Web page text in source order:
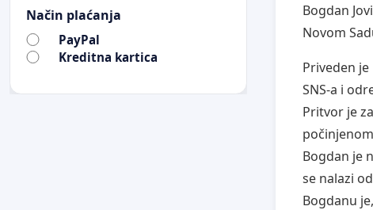
Bogdan
Novom
Priveden
SNS-a i
Pritvor je
Bogdan je
se nalazi
Bogdanu
Način plaćanja
PayPal
Kreditna kartica